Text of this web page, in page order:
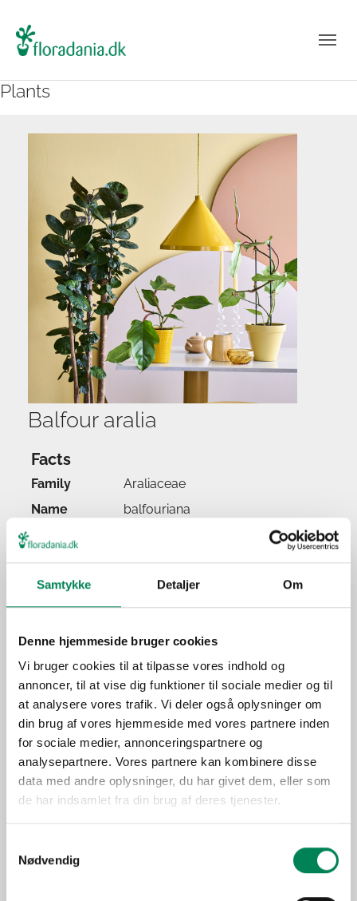
Samtykke Detaljer Om
Denne hjemmeside bruger cookies
Vi bruger cookies til at tilpasse vores indhold og
annoncer, til at vise dig funktioner til sociale medier og til
at analysere vores trafik. Vi deler også oplysninger om
din brug af vores hjemmeside med vores partnere inden
for sociale medier, annonceringspartnere og
analysepartnere. Vores partnere kan kombinere disse
data med andre oplysninger, du har givet dem, eller som
de har indsamlet fra din brug af deres tjenester.
Nødvendig
Plants
Balfour aralia
Facts
Family
Araliaceae
Name
balfouriana
Watering
Feeding
Location
Light
Origin
Application
Season(s)
Function
Pictures